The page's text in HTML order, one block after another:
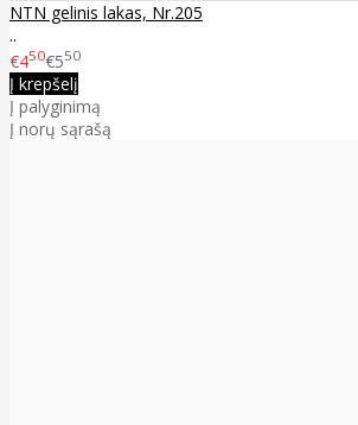
NTN gelinis lakas, Nr.205
..
€450€550
Į krepšelį
Į palyginimą
Į norų sąrašą